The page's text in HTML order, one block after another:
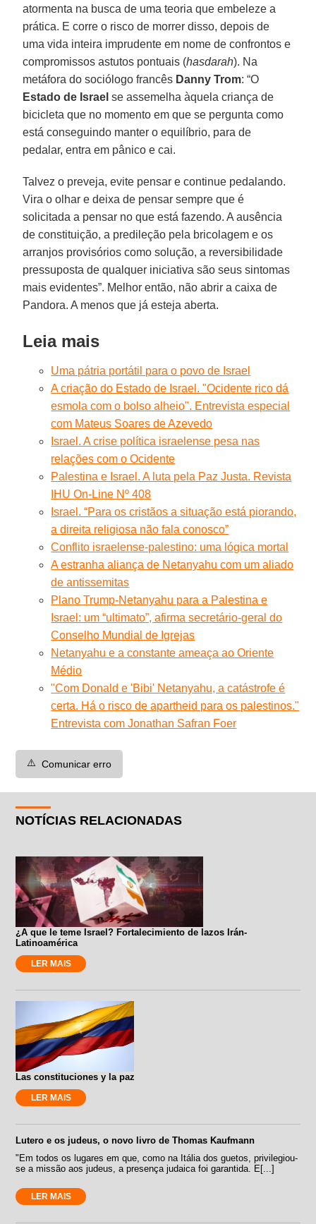
atormenta na busca de uma teoria que embeleze a
prática. E corre o risco de morrer disso, depois de
uma vida inteira imprudente em nome de confrontos e
compromissos astutos pontuais (hasdarah). Na
metáfora do sociólogo francês Danny Trom: “O
Estado de Israel se assemelha àquela criança de
bicicleta que no momento em que se pergunta como
está conseguindo manter o equilíbrio, para de
pedalar, entra em pânico e cai.
Talvez o preveja, evite pensar e continue pedalando.
Vira o olhar e deixa de pensar sempre que é
solicitada a pensar no que está fazendo. A ausência
de constituição, a predileção pela bricolagem e os
arranjos provisórios como solução, a reversibilidade
pressuposta de qualquer iniciativa são seus sintomas
mais evidentes”. Melhor então, não abrir a caixa de
Pandora. A menos que já esteja aberta.
Leia mais
Uma pátria portátil para o povo de Israel
A criação do Estado de Israel. "Ocidente rico dá
esmola com o bolso alheio". Entrevista especial
com Mateus Soares de Azevedo
Israel. A crise política israelense pesa nas
relações com o Ocidente
Palestina e Israel. A luta pela Paz Justa. Revista
IHU On-Line Nº 408
Israel. “Para os cristãos a situação está piorando,
a direita religiosa não fala conosco”
Conflito israelense-palestino: uma lógica mortal
A estranha aliança de Netanyahu com um aliado
de antissemitas
Plano Trump-Netanyahu para a Palestina e
Israel: um “ultimato”, afirma secretário-geral do
Conselho Mundial de Igrejas
Netanyahu e a constante ameaça ao Oriente
Médio
"Com Donald e 'Bibi' Netanyahu, a catástrofe é
certa. Há o risco de apartheid para os palestinos."
Entrevista com Jonathan Safran Foer
⚠️ Comunicar erro
NOTÍCIAS RELACIONADAS
¿A que le teme Israel? Fortalecimiento de lazos Irán-
Latinoamérica
LER MAIS
Las constituciones y la paz
LER MAIS
Lutero e os judeus, o novo livro de Thomas Kaufmann
"Em todos os lugares em que, como na Itália dos guetos, privilegiou-
se a missão aos judeus, a presença judaica foi garantida. E[...]
LER MAIS